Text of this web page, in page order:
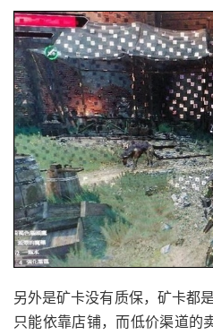
另外是矿卡没有质保，矿卡都
只能依靠店铺，而低价渠道的